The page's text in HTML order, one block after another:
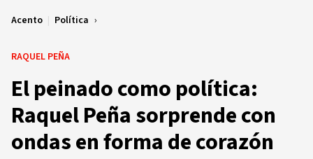
Acento | Política
RAQUEL PEÑA
El peinado como política:
Raquel Peña sorprende con
ondas en forma de corazón